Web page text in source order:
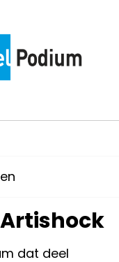
dat deel